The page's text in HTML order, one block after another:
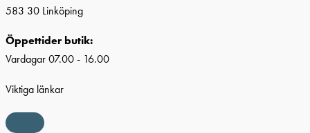
583 30 Linköping
Öppettider butik:
Vardagar 07.00 - 16.00
Viktiga länkar